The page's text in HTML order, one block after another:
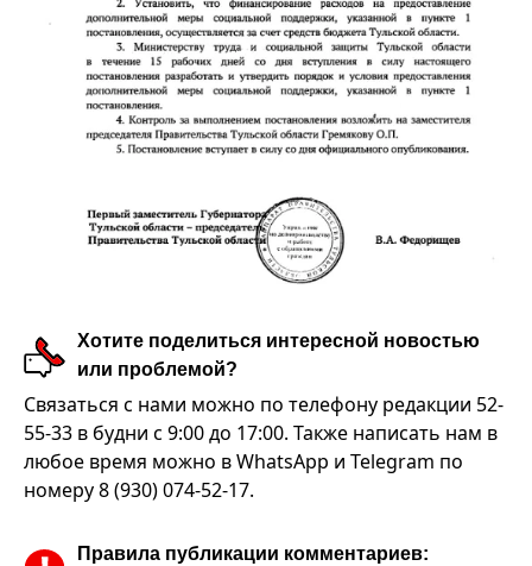
Хотите поделиться интересной новостью
или проблемой?
Связаться с нами можно по телефону редакции 52-
55-33 в будни с 9:00 до 17:00. Также написать нам в
любое время можно в WhatsApp и Telegram по
номеру 8 (930) 074-52-17.
Правила публикации комментариев: